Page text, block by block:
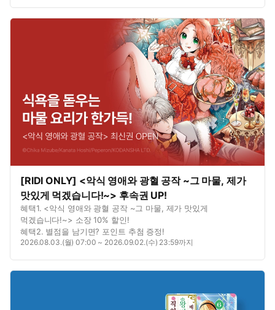
[RIDI ONLY] <악식 영애와 광혈 공작 ~그 마물, 제가
맛있게 먹겠습니다!~> 후속권 UP!
혜택1. <악식 영애와 광혈 공작 ~그 마물, 제가 맛있게
먹겠습니다!~> 소장 10% 할인!
혜택2. 별점을 남기면? 포인트 추첨 증정!
2026.08.03.(월) 07:00 ~ 2026.09.02.(수) 23:59까지